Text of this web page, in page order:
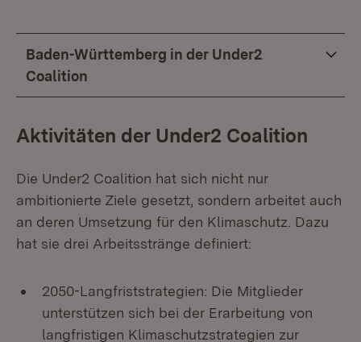
Baden-Württemberg in der Under2
Coalition
Aktivitäten der Under2 Coalition
Die Under2 Coalition hat sich nicht nur
ambitionierte Ziele gesetzt, sondern arbeitet auch
an deren Umsetzung für den Klimaschutz. Dazu
hat sie drei Arbeitsstränge definiert:
2050-Langfriststrategien: Die Mitglieder
unterstützen sich bei der Erarbeitung von
langfristigen Klimaschutzstrategien zur